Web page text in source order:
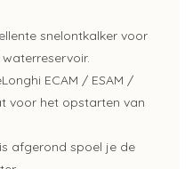
snelontkalker voor
ECAM / ESAM /
voor het opstarten van
afgerond spoel je de